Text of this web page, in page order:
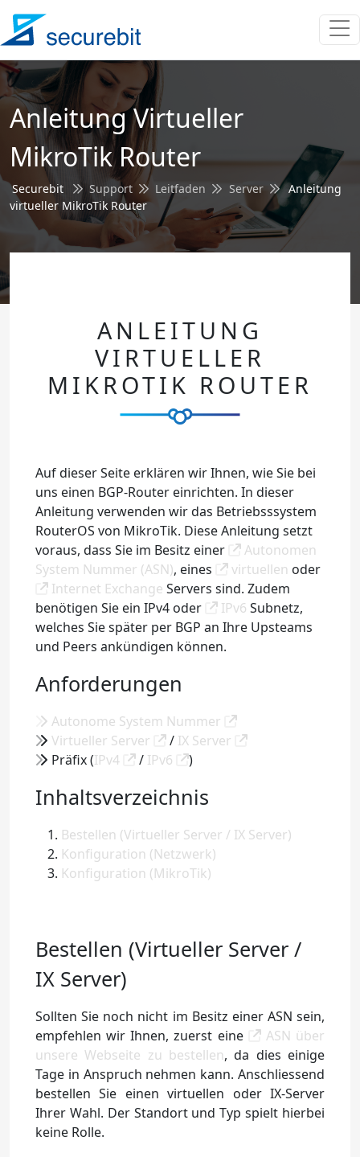
Anleitung Virtueller
MikroTik Router
Securebit Support Leitfaden Server
Anleitung
virtueller MikroTik Router
ANLEITUNG
VIRTUELLER
MIKROTIK ROUTER
Auf dieser Seite erklären wir Ihnen, wie Sie bei
uns einen BGP-Router einrichten. In dieser
Anleitung verwenden wir das Betriebsssystem
RouterOS von MikroTik. Diese Anleitung setzt
voraus, dass Sie im Besitz einer
Autonomen
System Nummer (ASN), eines virtuellen oder
Internet Exchange Servers sind. Zudem
benötigen Sie ein IPv4 oder
IPv6 Subnetz,
welches Sie später per BGP an Ihre Upsteams
und Peers ankündigen können.
Anforderungen
Autonome System Nummer
Virtueller Server
/ IX Server
Präfix (IPv4 / IPv6 )
Inhaltsverzeichnis
Bestellen (Virtueller Server / IX Server)
Konfiguration (Netzwerk)
Konfiguration (MikroTik)
Bestellen (Virtueller Server /
IX Server)
Sollten Sie noch nicht im Besitz einer ASN sein,
empfehlen wir Ihnen, zuerst eine
ASN über
unsere Webseite zu bestellen, da dies einige
Tage in Anspruch nehmen kann. Anschliessend
bestellen Sie einen virtuellen oder IX-Server
Ihrer Wahl. Der Standort und Typ spielt hierbei
keine Rolle.